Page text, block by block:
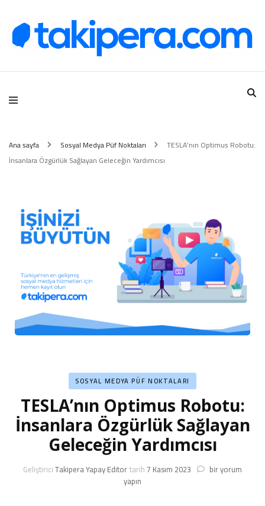
Takipera Dijital Hizmetler
Ana sayfa Sosyal Medya Püf Noktaları
TESLA’nın Optimus Robotu:
İnsanlara Özgürlük Sağlayan Geleceğin Yardımcısı
SOSYAL MEDYA PÜF NOKTALARI
TESLA’nın Optimus Robotu:
İnsanlara Özgürlük Sağlayan
Geleceğin Yardımcısı
GeliştiriciTakipera Yapay Editortarih7 Kasım 2023 TESLA’nın
bir yorum
yapın